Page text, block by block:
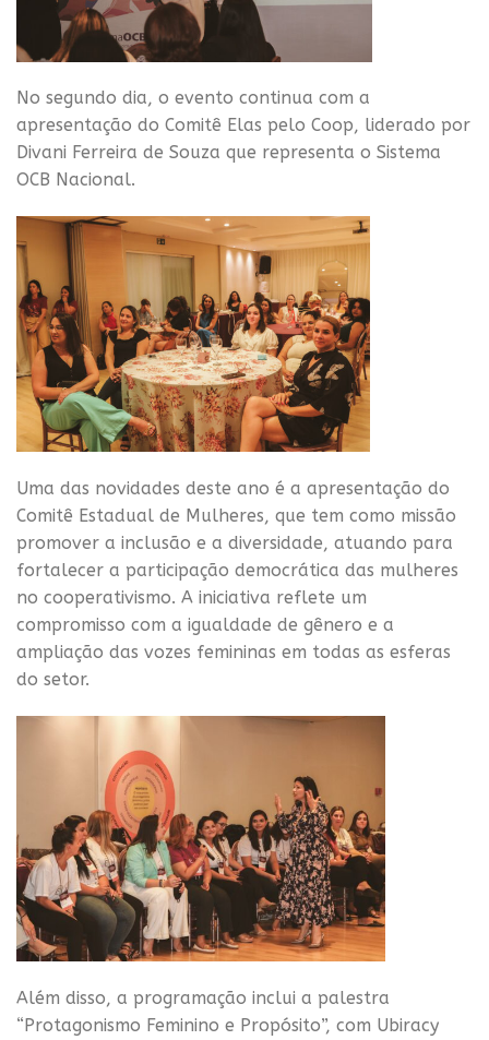
No segundo dia, o evento continua com a
apresentação do Comitê Elas pelo Coop, liderado por
Divani Ferreira de Souza que representa o Sistema
OCB Nacional.
Uma das novidades deste ano é a apresentação do
Comitê Estadual de Mulheres, que tem como missão
promover a inclusão e a diversidade, atuando para
fortalecer a participação democrática das mulheres
no cooperativismo. A iniciativa reflete um
compromisso com a igualdade de gênero e a
ampliação das vozes femininas em todas as esferas
do setor.
Além disso, a programação inclui a palestra
“Protagonismo Feminino e Propósito”, com Ubiracy